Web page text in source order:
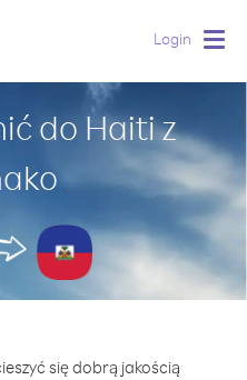
Login
do Haiti z
się dobrą jakością